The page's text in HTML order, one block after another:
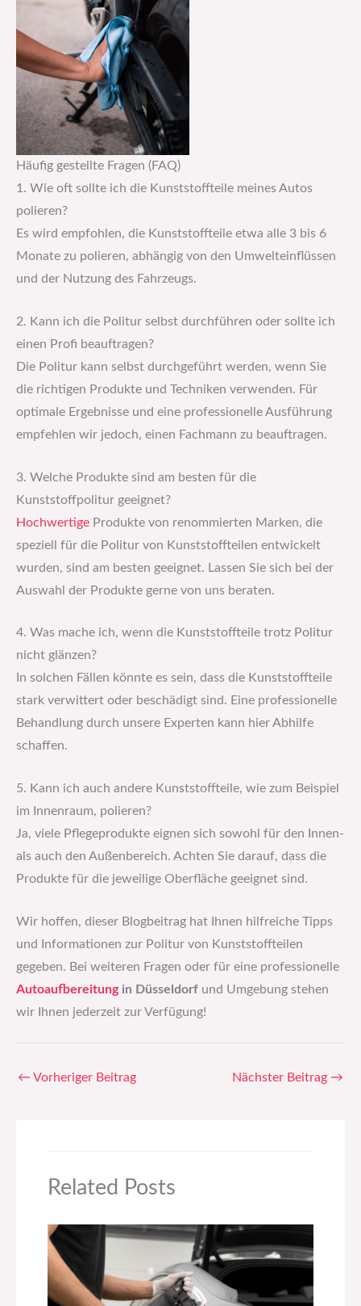
Häufig gestellte Fragen (FAQ)
1. Wie oft sollte ich die Kunststoffteile meines Autos
polieren?
Es wird empfohlen, die Kunststoffteile etwa alle 3 bis 6
Monate zu polieren, abhängig von den Umwelteinflüssen
und der Nutzung des Fahrzeugs.
2. Kann ich die Politur selbst durchführen oder sollte ich
einen Profi beauftragen?
Die Politur kann selbst durchgeführt werden, wenn Sie
die richtigen Produkte und Techniken verwenden. Für
optimale Ergebnisse und eine professionelle Ausführung
empfehlen wir jedoch, einen Fachmann zu beauftragen.
3. Welche Produkte sind am besten für die
Kunststoffpolitur geeignet?
Hochwertige Produkte von renommierten Marken, die
speziell für die Politur von Kunststoffteilen entwickelt
wurden, sind am besten geeignet. Lassen Sie sich bei der
Auswahl der Produkte gerne von uns beraten.
4. Was mache ich, wenn die Kunststoffteile trotz Politur
nicht glänzen?
In solchen Fällen könnte es sein, dass die Kunststoffteile
stark verwittert oder beschädigt sind. Eine professionelle
Behandlung durch unsere Experten kann hier Abhilfe
schaffen.
5. Kann ich auch andere Kunststoffteile, wie zum Beispiel
im Innenraum, polieren?
Ja, viele Pflegeprodukte eignen sich sowohl für den Innen-
als auch den Außenbereich. Achten Sie darauf, dass die
Produkte für die jeweilige Oberfläche geeignet sind.
Wir hoffen, dieser Blogbeitrag hat Ihnen hilfreiche Tipps
und Informationen zur Politur von Kunststoffteilen
gegeben. Bei weiteren Fragen oder für eine professionelle
Autoaufbereitungin Düsseldorf und Umgebung stehen
wir Ihnen jederzeit zur Verfügung!
← Vorheriger Beitrag Nächster Beitrag →
Related Posts